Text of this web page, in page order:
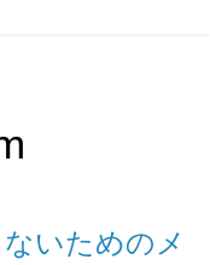
いためのメ